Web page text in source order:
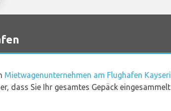
Mietwagenunternehmen am Flughafen Kayseri
dass Sie Ihr gesamtes Gepäck eingesammelt